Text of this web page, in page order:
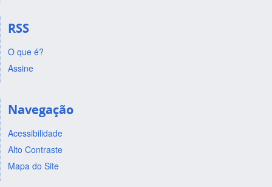
RSS
O que é?
Assine
Navegação
Acessibilidade
Alto Contraste
Mapa do Site